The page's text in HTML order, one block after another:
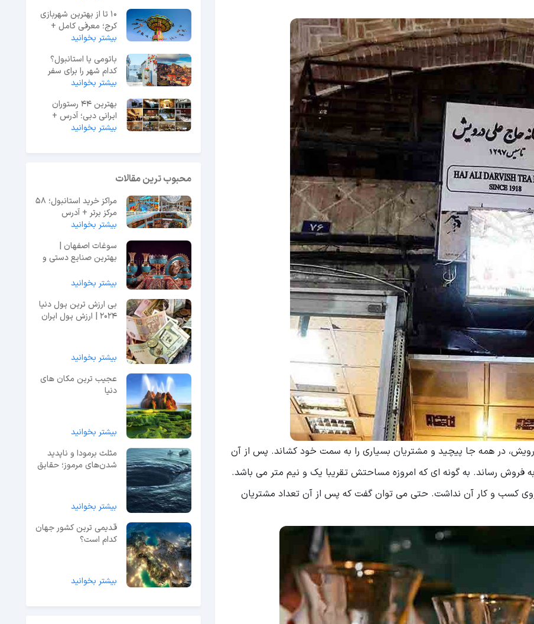
در همه جا پیچید و مشتریان بسیاری را به سمت خود کشاند. پس از آن
خانه را به فروش رساند. به گونه ای که امروزه مساحتش تقریبا یک و نیم متر می باشد.
کسب و کار آن نداشت. حتی می توان گفت که پس از آن تعداد مشتریان
10 تا از بهترین شهربازی
کرج؛ معرفی کامل +
آدرس دقیق
بیشتر بخوانید
باتومی یا استانبول؟
کدام شهر را برای سفر
انتخاب کنیم؟
بیشتر بخوانید
بهترین 44 رستوران
ایرانی دبی؛ آدرس +
تلفن و ساعات کاری
بیشتر بخوانید
محبوب ترین مقالات
مراکز خرید استانبول؛ 58
مرکز برتر + آدرس
بیشتر بخوانید
سوغات اصفهان |
بهترین صنایع دستی و
بیشتر بخوانید
بی ارزش ترین پول دنیا
2024 | ارزش پول ایران
بیشتر بخوانید
عجیب ترین مکان های
دنیا
بیشتر بخوانید
مثلث برمودا و ناپدید
شدن‌های مرموز؛ حقایق
بیشتر بخوانید
قدیمی ترین کشور جهان
کدام است؟
بیشتر بخوانید